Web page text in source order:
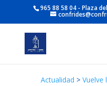
965 88 58 04 - Plaza
Actualidad > Vuelve